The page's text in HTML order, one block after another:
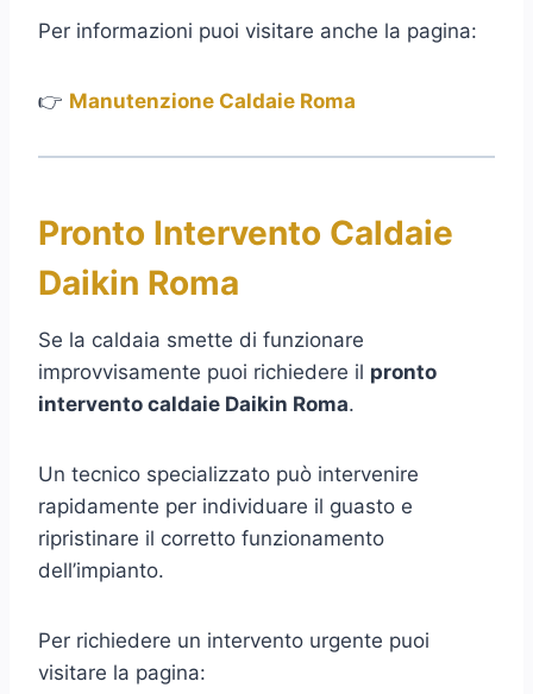
Per informazioni puoi visitare anche la pagina:
👉 Manutenzione Caldaie Roma
Pronto Intervento Caldaie
Daikin Roma
Se la caldaia smette di funzionare
improvvisamente puoi richiedere il pronto
intervento caldaie Daikin Roma.
Un tecnico specializzato può intervenire
rapidamente per individuare il guasto e
ripristinare il corretto funzionamento
dell’impianto.
Per richiedere un intervento urgente puoi
visitare la pagina: